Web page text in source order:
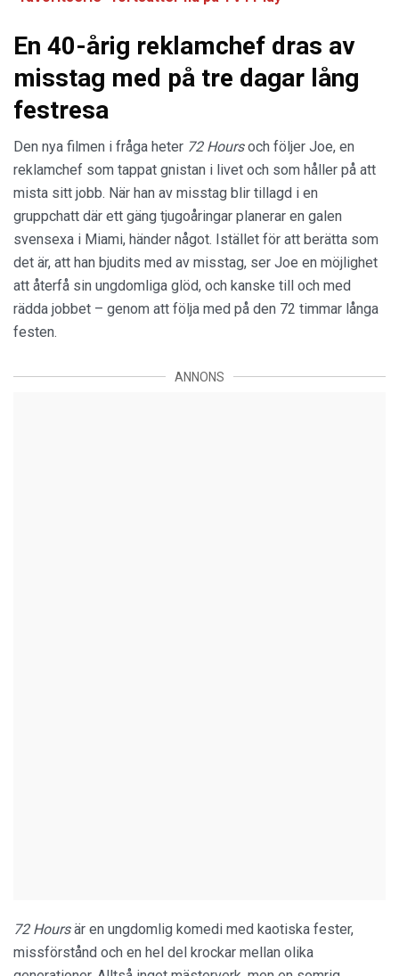
En 40-årig reklamchef dras av
misstag med på tre dagar lång
festresa
Den nya filmen i fråga heter 72 Hoursoch följer Joe, en
reklamchef som tappat gnistan i livet och som håller på att
mista sitt jobb. När han av misstag blir tillagd i en
gruppchatt där ett gäng tjugoåringar planerar en galen
svensexa i Miami, händer något. Istället för att berätta som
det är, att han bjudits med av misstag, ser Joe en möjlighet
att återfå sin ungdomliga glöd, och kanske till och med
rädda jobbet – genom att följa med på den 72 timmar långa
festen.
ANNONS
72 Hoursär en ungdomlig komedi med kaotiska fester,
missförstånd och en hel del krockar mellan olika